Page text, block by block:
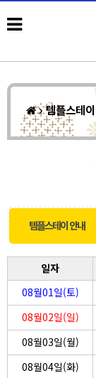
템플스테이
템플스테이 안내
일자
08월01일(토)
08월02일(일)
08월03일(월)
08월04일(화)